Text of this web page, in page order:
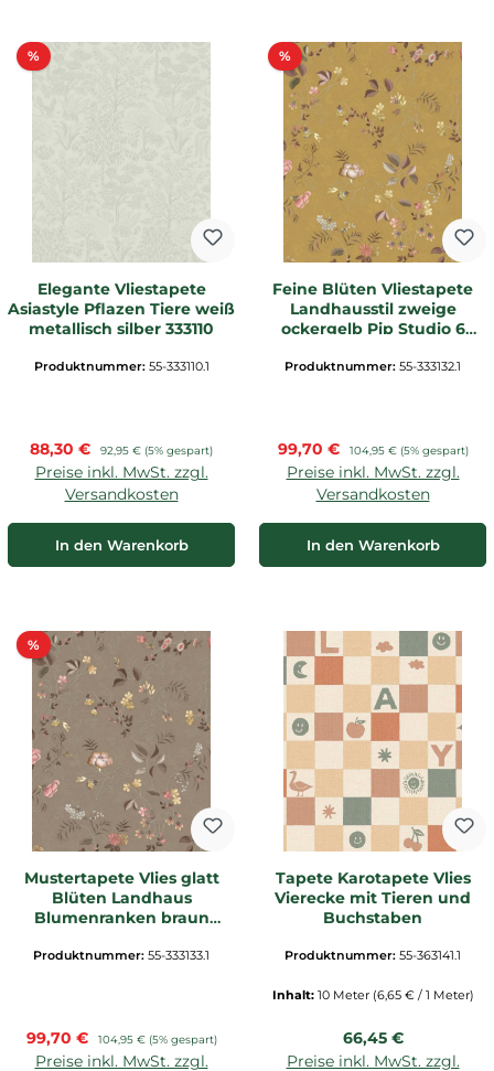
%Rabatt
Elegante Vliestapete
Asiastyle Pflazen Tiere weiß
metallisch silber 333110
Produktnummer: 55-333110.1
Verkaufspreis:
88,30 € Regulärer Preis:
92,95 € (5% gespart)
Preise inkl. MwSt. zzgl.
Versandkosten
In den Warenkorb
%Rabatt
Feine Blüten Vliestapete
Landhausstil zweige
ockergelb Pip Studio 6
Produktnummer: 55-333132.1
Verkaufspreis:
99,70 € Regulärer Preis:
104,95 € (5% gespart)
Preise inkl. MwSt. zzgl.
Versandkosten
In den Warenkorb
%Rabatt
Mustertapete Vlies glatt
Blüten Landhaus
Blumenranken braun
Produktnummer: 55-333133.1
Verkaufspreis:
99,70 € Regulärer Preis:
104,95 € (5% gespart)
Preise inkl. MwSt. zzgl.
Tapete Karotapete Vlies
Vierecke mit Tieren und
Buchstaben
Produktnummer: 55-363141.1
Inhalt: 10 Meter (6,65 € / 1 Meter)
Regulärer Preis:
66,45 €
Preise inkl. MwSt. zzgl.